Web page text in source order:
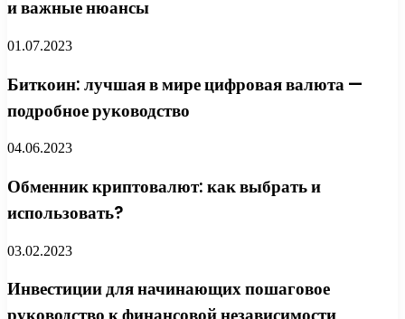
и важные нюансы
01.07.2023
Биткоин: лучшая в мире цифровая валюта —
подробное руководство
04.06.2023
Обменник криптовалют: как выбрать и
использовать?
03.02.2023
Инвестиции для начинающих пошаговое